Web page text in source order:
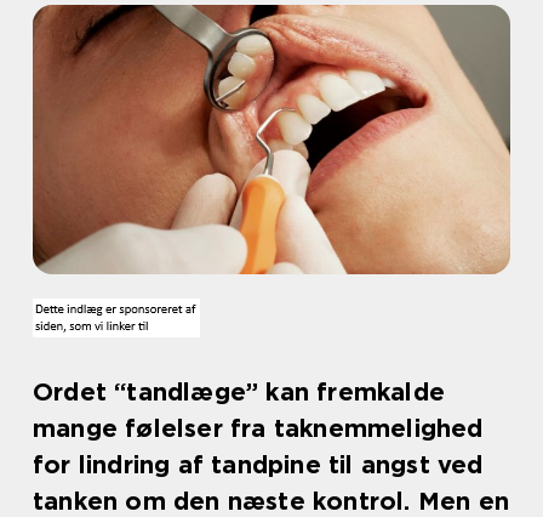
Ordet “tandlæge” kan fremkalde
mange følelser fra taknemmelighed
for lindring af tandpine til angst ved
tanken om den næste kontrol. Men en